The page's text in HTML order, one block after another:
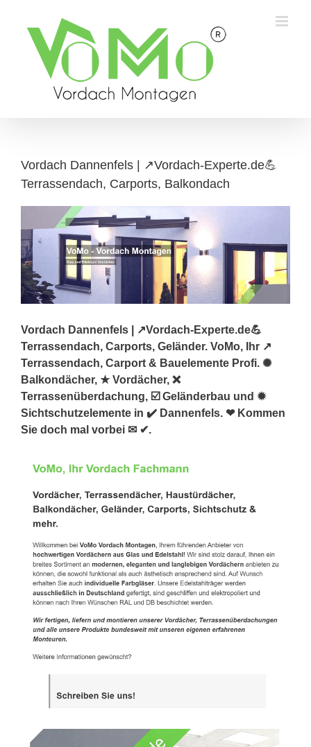
content
Vordach Dannenfels | ↗️Vordach-Experte.de💪
Terrassendach, Carports, Balkondach
Vordach Dannenfels | ↗️Vordach-Experte.de💪
Terrassendach, Carports, Geländer. VoMo, Ihr ↗️
Terrassendach, Carport & Bauelemente Profi. ✺
Balkondächer, ★ Vordächer, ❌
Terrassenüberdachung, ☑️ Geländerbau und ✹
Sichtschutzelemente in ✔️ Dannenfels. ❤ Kommen
Sie doch mal vorbei ✉ ✔.